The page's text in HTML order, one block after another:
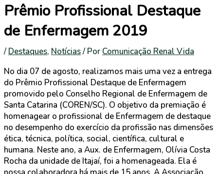
Prêmio Profissional Destaque
de Enfermagem 2019
/ Destaques, Notícias/ Por Comunicação Renal Vida
No dia 07 de agosto, realizamos mais uma vez a entrega
do Prêmio Profissional Destaque de Enfermagem
promovido pelo Conselho Regional de Enfermagem de
Santa Catarina (COREN/SC). O objetivo da premiação é
homenagear o profissional de Enfermagem de destaque
no desempenho do exercício da profissão nas dimensões
ética, técnica, política, social, científica, cultural e
humana. Neste ano, a Aux. de Enfermagem, Olívia Costa
Rocha da unidade de Itajaí, foi a homenageada. Ela é